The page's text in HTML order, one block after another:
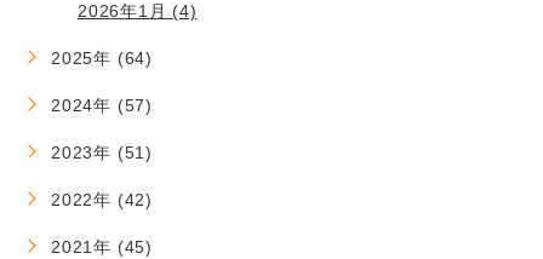
2026年1月 (4)
2025年 (64)
2024年 (57)
2023年 (51)
2022年 (42)
2021年 (45)